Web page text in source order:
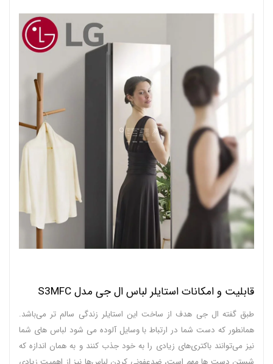
قابلیت و امکانات استایلر لباس ال جی مدل S3MFC
طبق گفته ال جی هدف از ساخت این استایلر زندگی سالم‌ تر می‌باشد.
همانطور که دست شما در ارتباط با وسایل آلوده می‌ شود لباس‌ های شما
نیز می‌توانند باکتری‌های زیادی را به خود جذب کنند و به همان اندازه که